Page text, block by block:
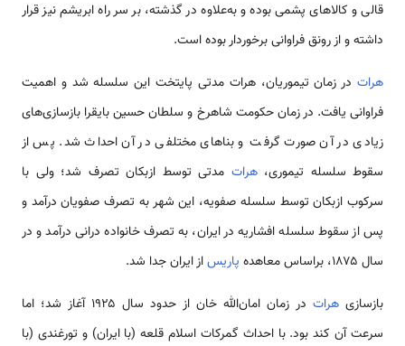
قالی و کالاهای پشمی بوده و به‌علاوه در گذشته، بر سر راه ابریشم نیز قرار
داشته و از رونق فراوانی برخوردار بوده است.
هرات در زمان تیموریان، هرات مدتی پایتخت این سلسله شد و اهمیت
فراوانی یافت. در زمان حکومت شاهرخ و سلطان حسین بایقرا بازسازی‌های
زیادی در آن صورت گرفت و بناهای مختلفی در آن احداث شد. پس از
سقوط سلسله تیموری،هرات مدتی توسط ازبکان تصرف شد؛ ولی با
سرکوب ازبکان توسط سلسله صفویه، این شهر به تصرف صفویان درآمد و
پس از سقوط سلسله افشاریه در ایران، به تصرف خانواده درانی درآمد و در
سال ۱۸۷۵، براساس معاهده
پاریساز ایران جدا شد.
بازسازیهرات
در زمان امان‌الله خان از حدود سال ۱۹۲۵ آغاز شد؛ اما
سرعت آن کند بود. با احداث گمرکات اسلام قلعه (با ایران) و تورغندی (با